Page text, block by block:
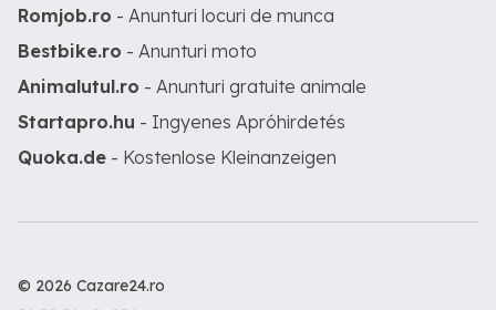
Romjob.ro - Anunturi locuri de munca
Bestbike.ro - Anunturi moto
Animalutul.ro - Anunturi gratuite animale
Startapro.hu - Ingyenes Apróhirdetés
Quoka.de - Kostenlose Kleinanzeigen
© 2026 Cazare24.ro